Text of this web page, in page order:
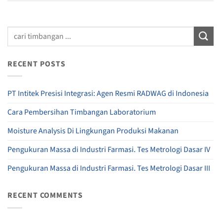
RECENT POSTS
PT Intitek Presisi Integrasi: Agen Resmi RADWAG di Indonesia
Cara Pembersihan Timbangan Laboratorium
Moisture Analysis Di Lingkungan Produksi Makanan
Pengukuran Massa di Industri Farmasi. Tes Metrologi Dasar IV
Pengukuran Massa di Industri Farmasi. Tes Metrologi Dasar III
RECENT COMMENTS